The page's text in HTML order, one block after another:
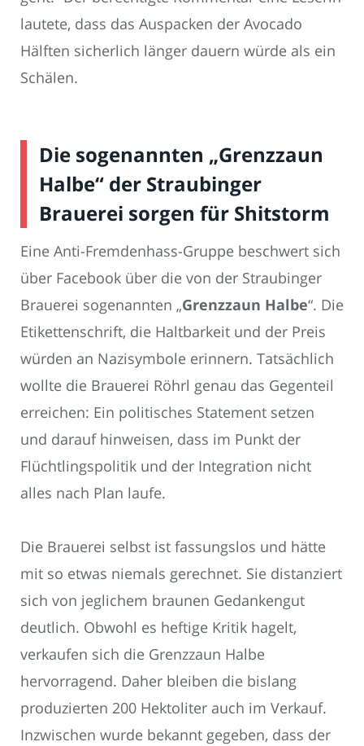
lautete, dass das Auspacken der Avocado
Hälften sicherlich länger dauern würde als ein
Schälen.
Die sogenannten „Grenzzaun
Halbe“ der Straubinger
Brauerei sorgen für Shitstorm
Eine Anti-Fremdenhass-Gruppe beschwert sich
über Facebook über die von der Straubinger
Brauerei sogenannten „Grenzzaun Halbe“. Die
Etikettenschrift, die Haltbarkeit und der Preis
würden an Nazisymbole erinnern. Tatsächlich
wollte die Brauerei Röhrl genau das Gegenteil
erreichen: Ein politisches Statement setzen
und darauf hinweisen, dass im Punkt der
Flüchtlingspolitik und der Integration nicht
alles nach Plan laufe.
Die Brauerei selbst ist fassungslos und hätte
mit so etwas niemals gerechnet. Sie distanziert
sich von jeglichem braunen Gedankengut
deutlich. Obwohl es heftige Kritik hagelt,
verkaufen sich die Grenzzaun Halbe
hervorragend. Daher bleiben die bislang
produzierten 200 Hektoliter auch im Verkauf.
Inzwischen wurde bekannt gegeben, dass der